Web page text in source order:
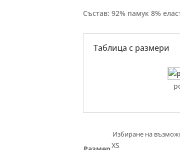
Състав: 92% памук 8%
Таблица с размери
XS